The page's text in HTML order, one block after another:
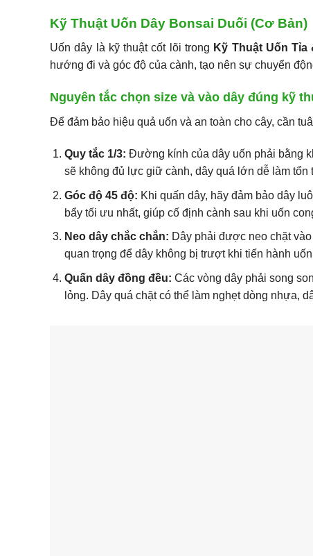
Kỹ Thuật Uốn Dây Bonsai Duối (Cơ Bản)
Uốn dây là kỹ thuật cốt lõi trong Kỹ Thuật Uốn
hướng đi và góc độ của cành, tạo nên sự chuyển
Nguyên tắc chọn size và vào dây đúng kỹ
Để đảm bảo hiệu quả uốn và an toàn cho cây, cần
Quy tắc 1/3: Đường kính của dây uốn phải bằng
sẽ không đủ lực giữ cành, dây quá lớn dễ làm tổn
Góc độ 45 độ: Khi quấn dây, hãy đảm bảo dây
bẩy tối ưu nhất, giúp cố định cành sau khi uốn
Neo dây chắc chắn: Dây phải được neo chặt
quan trọng để dây không bị trượt khi tiến hành
Quấn dây đồng đều: Các vòng dây phải song
lỏng. Dây quá chặt có thể làm nghẹt dòng nhựa,